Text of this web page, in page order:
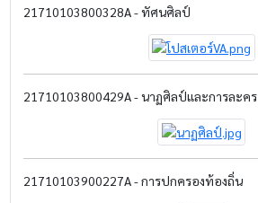
21710103800328A - ทัศนศิลป์
21710103800429A - นาฏศิลป์และการละคร
21710103900227A - การปกครองท้องถิ่น